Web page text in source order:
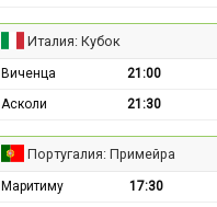
Италия: Кубок
Виченца 21:00
Асколи
21:30
Португалия: Примейра
Маритиму 17:30